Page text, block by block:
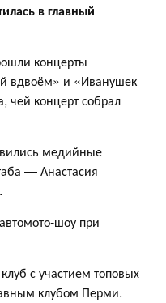
в главный
концерты
вдвоём» и «Иванушек
концерт собрал
медийные
— Анастасия
шоу при
с участием топовых
клубом Перми.